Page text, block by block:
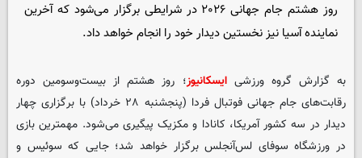
روز هشتم جام جهانی ۲۰۲۶ در شرایطی برگزار می‌شود که آخرین
نماینده آسیا نیز نخستین دیدار خود را انجام خواهد داد.
به گزارش گروه ورزشیایسکانیوز؛ روز هشتم از بیست‌وسومین دوره
رقابت‌های جام‌ جهانی فوتبال فردا (پنجشنبه ۲۸ خرداد) با برگزاری چهار
دیدار در سه کشور آمریکا، کانادا و مکزیک پیگیری می‌شود. مهمترین بازی
در ورزشگاه سوفای لس‌آنجلس برگزار خواهد شد؛ جایی که سوئیس و